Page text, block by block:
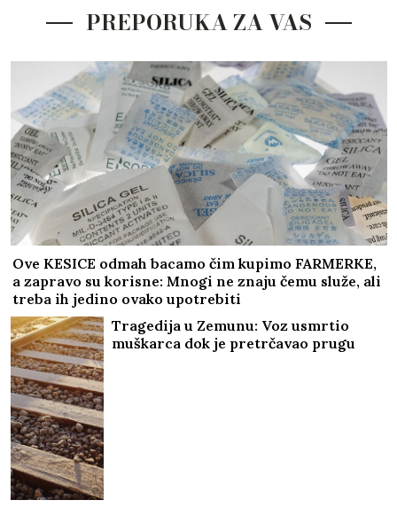
PREPORUKA ZA VAS
Ove KESICE odmah bacamo čim kupimo FARMERKE,
a zapravo su korisne: Mnogi ne znaju čemu služe, ali
treba ih jedino ovako upotrebiti
Tragedija u Zemunu: Voz usmrtio
muškarca dok je pretrčavao prugu